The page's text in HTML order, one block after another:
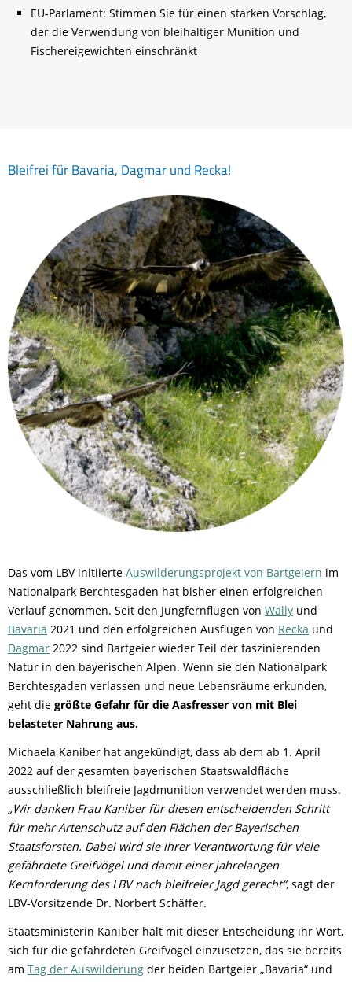
EU-Parlament: Stimmen Sie für einen starken Vorschlag,
der die Verwendung von bleihaltiger Munition und
Fischereigewichten einschränkt
Bleifrei für Bavaria, Dagmar und Recka!
Das vom LBV initiierte Auswilderungsprojekt von Bartgeiern im
Nationalpark Berchtesgaden hat bisher einen erfolgreichen
Verlauf genommen. Seit den Jungfernflügen von Wally und
Bavaria 2021 und den erfolgreichen Ausflügen von Recka und
Dagmar 2022 sind Bartgeier wieder Teil der faszinierenden
Natur in den bayerischen Alpen. Wenn sie den Nationalpark
Berchtesgaden verlassen und neue Lebensräume erkunden,
geht die größte Gefahr für die Aasfresser von mit Blei
belasteter Nahrung aus.
Michaela Kaniber hat angekündigt, dass ab dem ab 1. April
2022 auf der gesamten bayerischen Staatswaldfläche
ausschließlich bleifreie Jagdmunition verwendet werden muss.
„Wir danken Frau Kaniber für diesen entscheidenden Schritt
für mehr Artenschutz auf den Flächen der Bayerischen
Staatsforsten. Dabei wird sie ihrer Verantwortung für viele
gefährdete Greifvögel und damit einer jahrelangen
Kernforderung des LBV nach bleifreier Jagd gerecht“, sagt der
LBV-Vorsitzende Dr. Norbert Schäffer.
Staatsministerin Kaniber hält mit dieser Entscheidung ihr Wort,
sich für die gefährdeten Greifvögel einzusetzen, das sie bereits
am Tag der Auswilderung der beiden Bartgeier „Bavaria“ und